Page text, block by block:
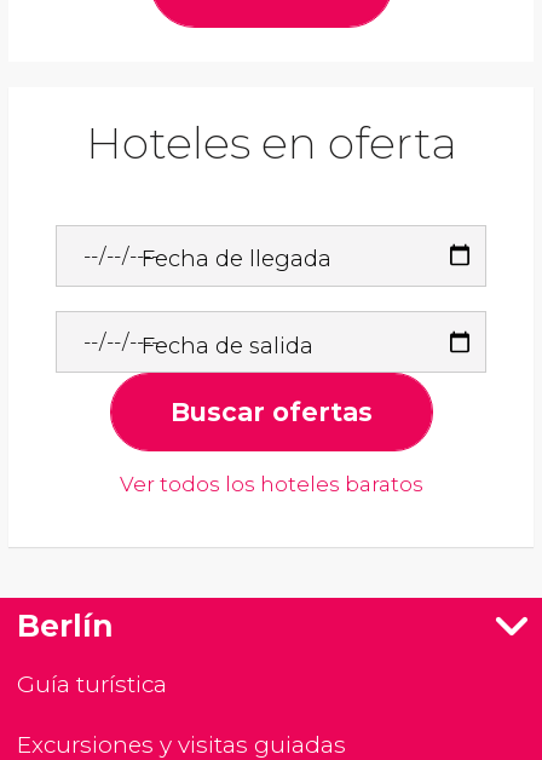
Hoteles en oferta
Fecha de llegada
Fecha de salida
Buscar ofertas
Ver todos los hoteles baratos
Berlín
Guía turística
Excursiones y visitas guiadas